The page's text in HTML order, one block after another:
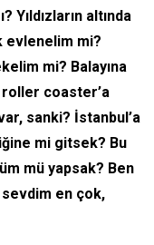
Yıldızların altında
evlenelim mi?
mi? Balayına
roller coaster’a
sanki? İstanbul’a
mi gitsek? Bu
mü yapsak? Ben
sevdim en çok,